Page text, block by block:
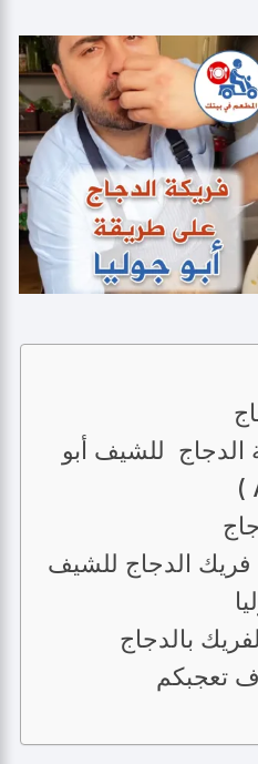
للشيف أبو
الدجاج للشيف
بالدجاج
تعجبكم